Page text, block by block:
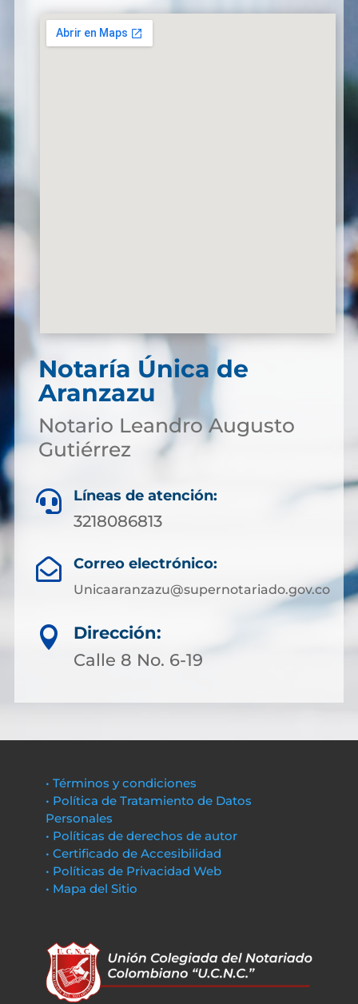
Notaría Única de
Aranzazu
Notario Leandro Augusto
Gutiérrez
 Líneas de atención:
3218086813
 Correo electrónico:
Unicaaranzazu@supernotariado.gov.co

Dirección:
Calle 8 No. 6-19
• Términos y condiciones
• Política de Tratamiento de Datos
Personales
• Políticas de derechos de autor
• Certificado de Accesibilidad
• Políticas de Privacidad Web
• Mapa del Sitio